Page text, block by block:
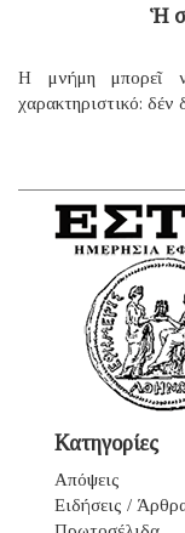
Ἡ
H μνήμη μπορεῖ
χαρακτηριστικό: δέν
Κατηγορίες
Απόψεις
Ειδήσεις /